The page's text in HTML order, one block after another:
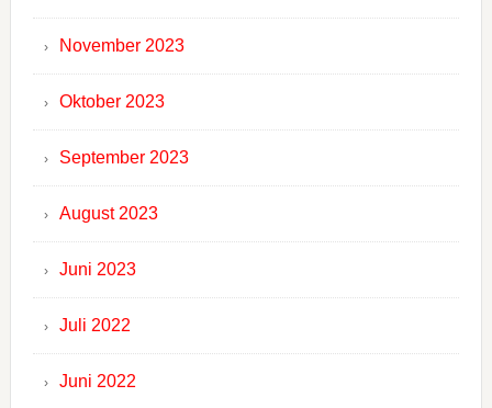
November 2023
Oktober 2023
September 2023
August 2023
Juni 2023
Juli 2022
Juni 2022